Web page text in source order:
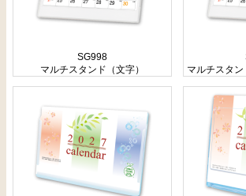
SG998
マルチスタンド（文字）
マルチスタン